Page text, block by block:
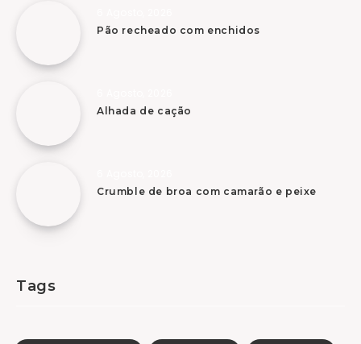
Pão recheado com enchidos
Alhada de cação
Crumble de broa com camarão e peixe
Tags